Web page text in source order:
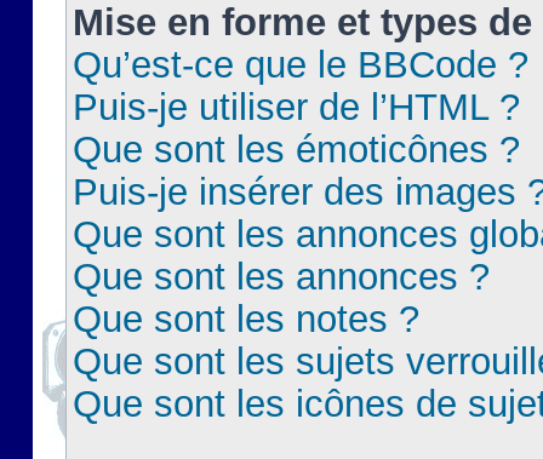
Mise en forme et types
Qu’est-ce que le BBCode ?
Puis-je utiliser de l’HTML ?
Que sont les émoticônes ?
Puis-je insérer des images
Que sont les annonces
Que sont les annonces ?
Que sont les notes ?
Que sont les sujets
Que sont les icônes de